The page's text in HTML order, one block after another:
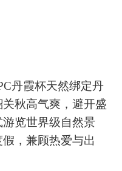
丹霞杯天然绑定丹
秋高气爽，避开盛
览世界级自然景
，兼顾热爱与出